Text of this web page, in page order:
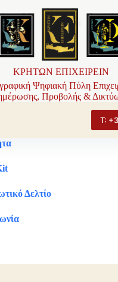
ΚΡΗΤΩΝ ΕΠΙΧΕΙΡΕΙΝ
Ψηφιακή Πύλη
Προβολής &
Τ:
Δελτίο